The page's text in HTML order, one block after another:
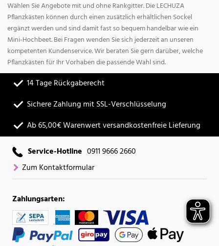
Wählen Sie Angebote mit und ohne Rankgitter. Die LECHUZA
Pflanzkästen können durch einen zusätzlich erhältlichen Sockel
ergänzt werden und sind damit fast so bequem handelbar wie ein
Mini-Hochbeet. Bei Fragen wenden Sie sich jederzeit an unseren
kompetenten Kundenservice. Wir beraten Sie gern darüber, welche
Pflanzkästen für Ihr Vorhaben die passende Wahl sind.
14 Tage Rückgaberecht
Sichere Zahlung mit SSL-Verschlüsselung
Ab 65,00€ Warenwert versandkostenfreie Lieferung
Service-Hotline 0911 9666 2660
Zum Kontaktformular
Zahlungsarten: